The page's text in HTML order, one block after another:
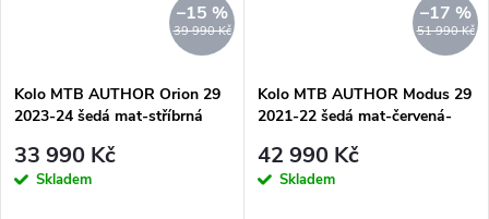
39 990 Kč
–15 %
Kolo MTB AUTHOR Orion 29
2023-24 šedá mat-stříbrná
33 990 Kč
Skladem
51 990 Kč
–17 %
Kolo MTB AUTHOR Modus 29
2021-22 šedá mat-červená-
42 990 Kč
Skladem